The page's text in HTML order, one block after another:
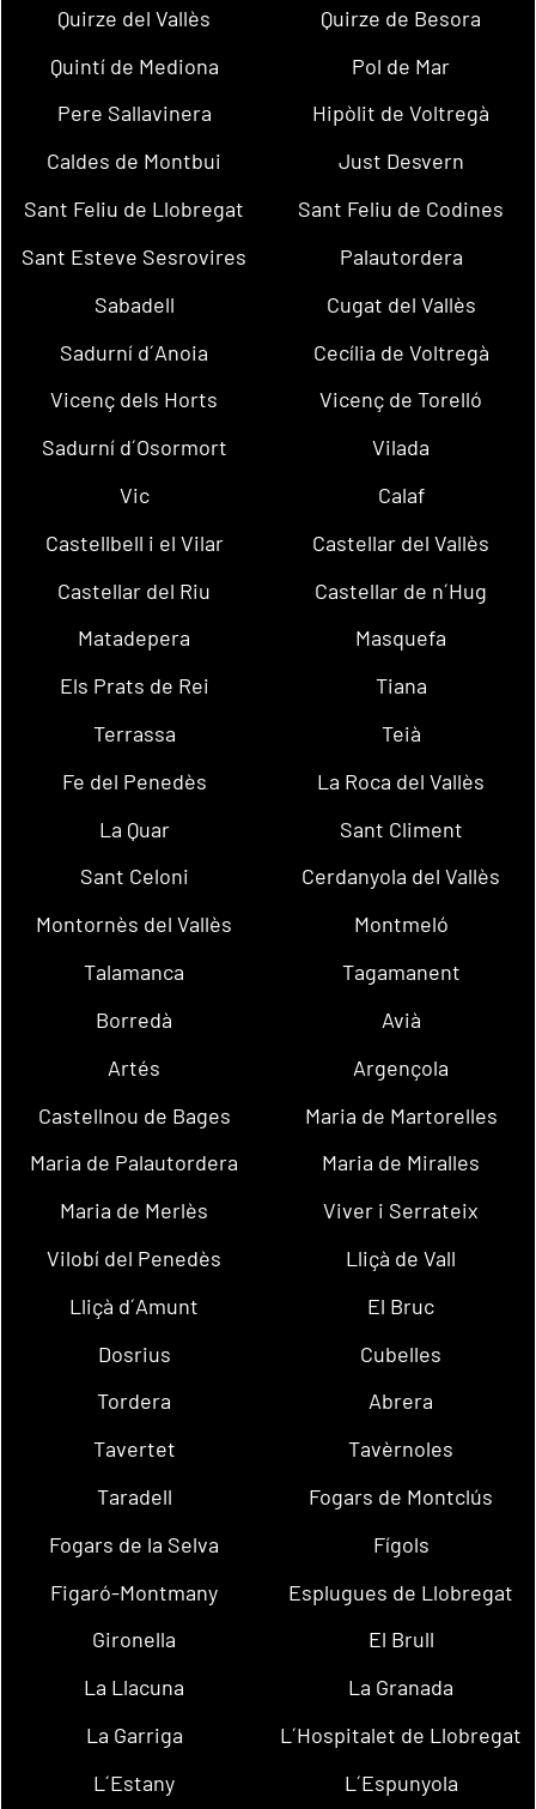
Quirze del Vallès
Quirze de Besora
Quintí de Mediona
Pol de Mar
Pere Sallavinera
Hipòlit de Voltregà
Caldes de Montbui
Just Desvern
Sant Feliu de Llobregat
Sant Feliu de Codines
Sant Esteve Sesrovires
Palautordera
Sabadell
Cugat del Vallès
Sadurní d´Anoia
Cecília de Voltregà
Vicenç dels Horts
Vicenç de Torelló
Sadurní d´Osormort
Vilada
Vic
Calaf
Castellbell i el Vilar
Castellar del Vallès
Castellar del Riu
Castellar de n´Hug
Matadepera
Masquefa
Els Prats de Rei
Tiana
Terrassa
Teià
Fe del Penedès
La Roca del Vallès
La Quar
Sant Climent
Sant Celoni
Cerdanyola del Vallès
Montornès del Vallès
Montmeló
Talamanca
Tagamanent
Borredà
Avià
Artés
Argençola
Castellnou de Bages
Maria de Martorelles
Maria de Palautordera
Maria de Miralles
Maria de Merlès
Viver i Serrateix
Vilobí del Penedès
Lliçà de Vall
Lliçà d´Amunt
El Bruc
Dosrius
Cubelles
Tordera
Abrera
Tavertet
Tavèrnoles
Taradell
Fogars de Montclús
Fogars de la Selva
Fígols
Figaró-Montmany
Esplugues de Llobregat
Gironella
El Brull
La Llacuna
La Granada
La Garriga
L´Hospitalet de Llobregat
L´Estany
L´Espunyola